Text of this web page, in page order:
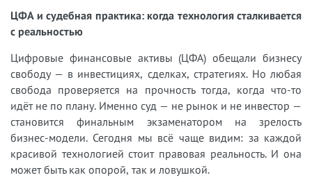
ЦФА и судебная практика: когда технология сталкивается
с реальностью
Цифровые финансовые активы (ЦФА) обещали бизнесу
свободу — в инвестициях, сделках, стратегиях. Но любая
свобода проверяется на прочность тогда, когда что-то
идёт не по плану. Именно суд — не рынок и не инвестор —
становится финальным экзаменатором на зрелость
бизнес-модели. Сегодня мы всё чаще видим: за каждой
красивой технологией стоит правовая реальность. И она
может быть как опорой, так и ловушкой.